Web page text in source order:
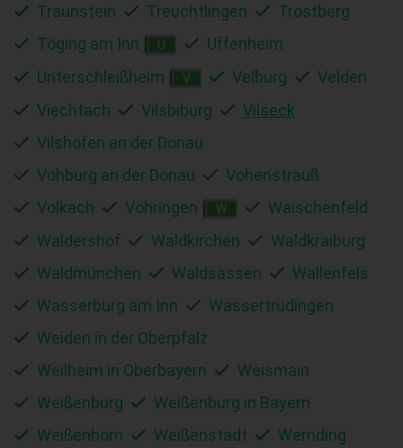
Traunstein
Treuchtlingen
Trostberg
Töging am Inn
U
Uffenheim
Unterschleißheim
V Velburg
Velden
Viechtach
Vilsbiburg
Vilseck
Vilshofen an der Donau
Vohburg an der Donau
Vohenstrauß
Volkach
Vöhringen W
Waischenfeld
Waldershof
Waldkirchen
Waldkraiburg
Waldmünchen
Waldsassen
Wallenfels
Wasserburg am Inn
Wassertrüdingen
Weiden in der Oberpfalz
Weilheim in Oberbayern
Weismain
Weißenburg
Weißenburg in Bayern
Weißenhorn
Weißenstadt Wemding